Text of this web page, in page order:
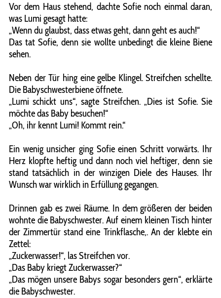
Vor dem Haus stehend, dachte Sofie noch einmal daran,
was Lumi gesagt hatte:
„Wenn du glaubst, dass etwas geht, dann geht es auch!“
Das tat Sofie, denn sie wollte unbedingt die kleine Biene
sehen.
Neben der Tür hing eine gelbe Klingel. Streifchen schellte.
Die Babyschwesterbiene öffnete.
„Lumi schickt uns“, sagte Streifchen. „Dies ist Sofie. Sie
möchte das Baby besuchen!“
„Oh, ihr kennt Lumi! Kommt rein.“
Ein wenig unsicher ging Sofie einen Schritt vorwärts. Ihr
Herz klopfte heftig und dann noch viel heftiger, denn sie
stand tatsächlich in der winzigen Diele des Hauses. Ihr
Wunsch war wirklich in Erfüllung gegangen.
Drinnen gab es zwei Räume. In dem größeren der beiden
wohnte die Babyschwester. Auf einem kleinen Tisch hinter
der Zimmertür stand eine Trinkflasche,. An der klebte ein
Zettel:
„Zuckerwasser!“, las Streifchen vor.
„Das Baby kriegt Zuckerwasser?“
„Das mögen unsere Babys sogar besonders gern“, erklärte
die Babyschwester.